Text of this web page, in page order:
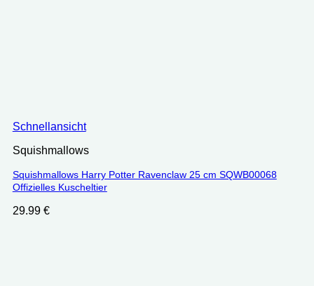
Schnellansicht
Squishmallows
Squishmallows Harry Potter Ravenclaw 25 cm SQWB00068
Offizielles Kuscheltier
29.99 €